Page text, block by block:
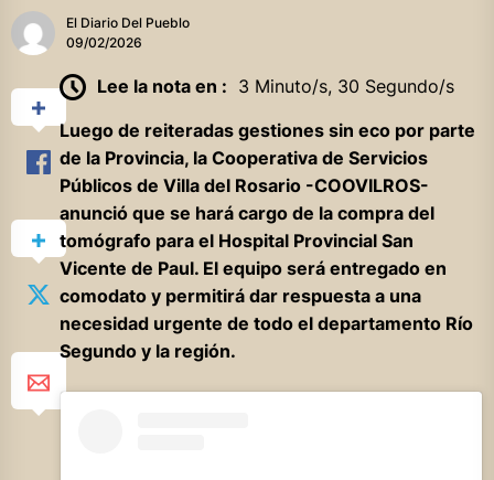
El Diario Del Pueblo
09/02/2026
Lee la nota en : 3 Minuto/s, 30 Segundo/s
Luego de reiteradas gestiones sin eco por parte
de la Provincia, la Cooperativa de Servicios
Públicos de Villa del Rosario -COOVILROS-
anunció que se hará cargo de la compra del
tomógrafo para el Hospital Provincial San
Vicente de Paul. El equipo será entregado en
comodato y permitirá dar respuesta a una
necesidad urgente de todo el departamento Río
Segundo y la región.